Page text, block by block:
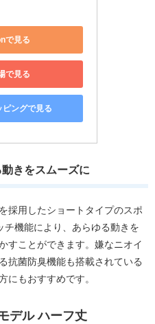
で見る
で見る
ングで見る
きをスムーズに
採用したショートタイプのスポ
チ機能により、あらゆる動きを
すことができます。嫌なニオイ
抗菌防臭機能も搭載されている
にもおすすめです。
デル ハーフ丈